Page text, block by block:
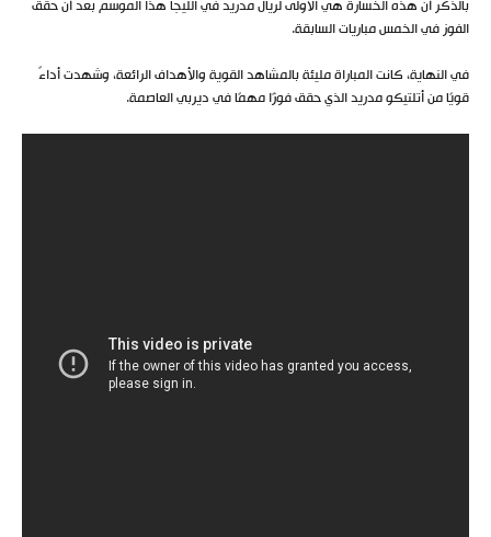
بالذكر أن هذه الخسارة هي الأولى لريال مدريد في الليجا هذا الموسم بعد أن حقق
الفوز في الخمس مباريات السابقة.
في النهاية، كانت المباراة مليئة بالمشاهد القوية والأهداف الرائعة، وشهدت أداءً
قويًا من أتلتيكو مدريد الذي حقق فوزًا مهمًا في ديربي العاصمة.